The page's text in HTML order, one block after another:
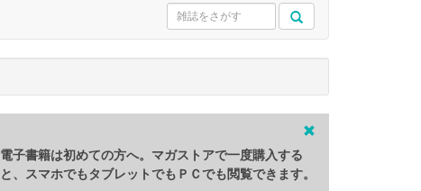
電子書籍は初めての方へ。マガストアで一度購入する
と、スマホでもタブレットでもＰＣでも閲覧できます。